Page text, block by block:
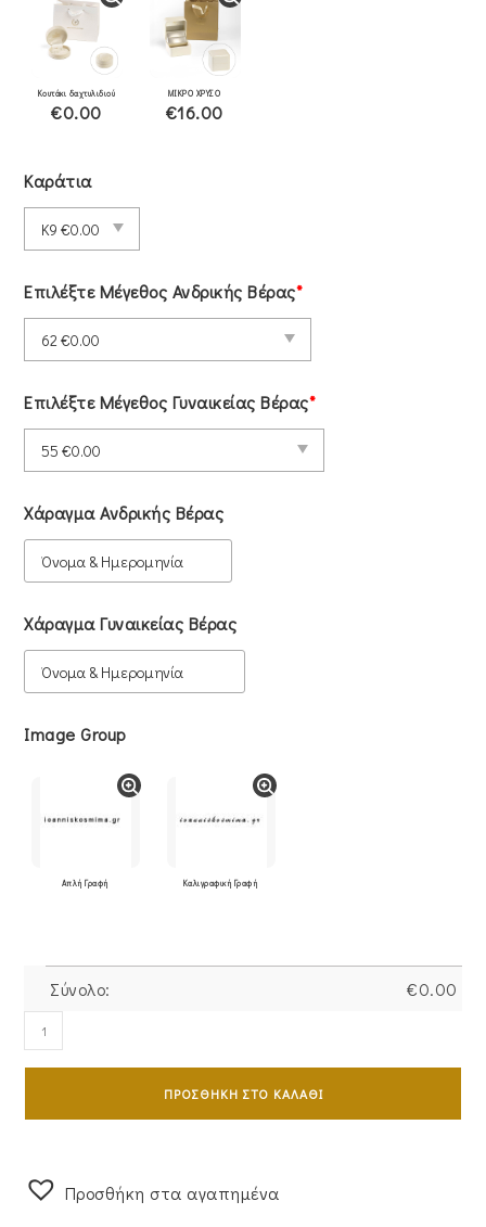
Κουτάκι δαχτυλιδιού
€0.00
ΜΙΚΡΟ ΧΡΥΣΟ
€16.00
Καράτια
Επιλέξτε Μέγεθος Ανδρικής Βέρας*
Επιλέξτε Μέγεθος Γυναικείας Βέρας*
Χάραγμα Ανδρικής Βέρας
Χάραγμα Γυναικείας Βέρας
Image Group
Απλή Γραφή Καλιγραφική Γραφή
Σύνολο: €0.00
Ζευγάρι
Βέρες
Με
ΠΡΟΣΘΉΚΗ ΣΤΟ ΚΑΛΆΘΙ
Προσθήκη στα αγαπημένα